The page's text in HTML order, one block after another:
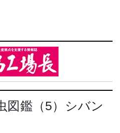
図鑑（5）シバン